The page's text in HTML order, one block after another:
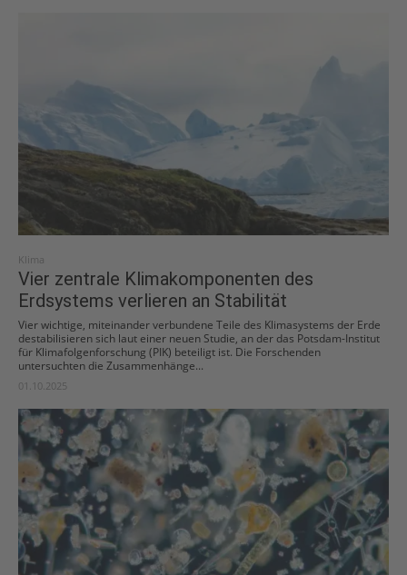
Klima
Vier zentrale Klimakomponenten des
Erdsystems verlieren an Stabilität
Vier wichtige, miteinander verbundene Teile des Klimasystems der Erde
destabilisieren sich laut einer neuen Studie, an der das Potsdam-Institut
für Klimafolgenforschung (PIK) beteiligt ist. Die Forschenden
untersuchten die Zusammenhänge...
01.10.2025